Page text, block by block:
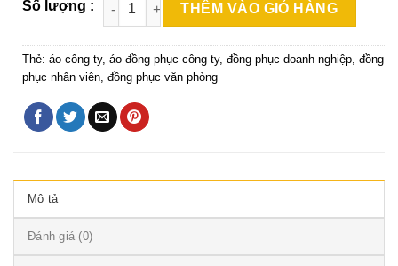
THÊM VÀO GIỎ HÀNG
Thẻ: áo công ty, áo đồng phục công ty, đồng phục doanh nghiệp, đồng
phục nhân viên, đồng phục văn phòng
Mô tả
Đánh giá (0)